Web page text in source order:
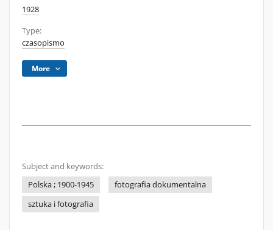
1928
Type:
czasopismo
More
Subject and keywords:
Polska ; 1900-1945
fotografia dokumentalna
sztuka i fotografia